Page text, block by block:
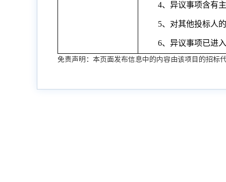
4、异议事项含有
5、对其他投标人
6、异议事项已进
免责声明：本页面发布信息中的内容由该项目的招标